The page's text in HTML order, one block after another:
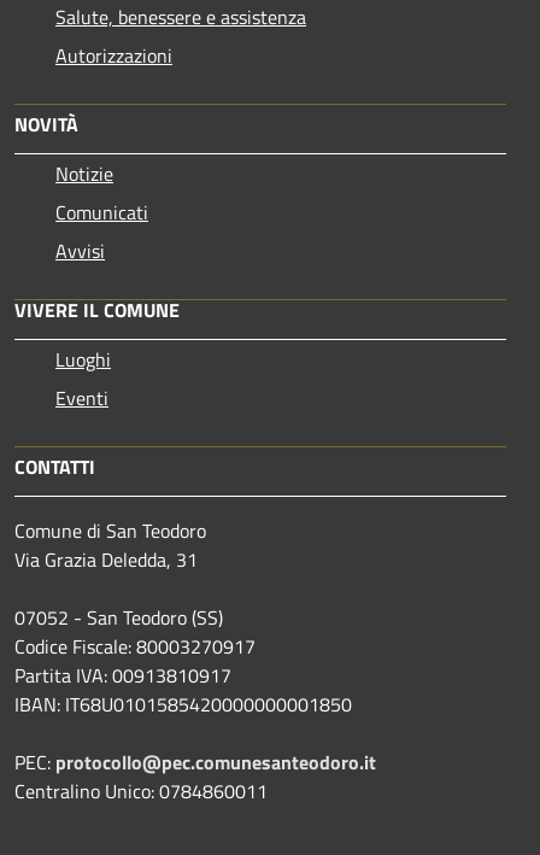
Salute, benessere e assistenza
Autorizzazioni
NOVITÀ
Notizie
Comunicati
Avvisi
VIVERE IL COMUNE
Luoghi
Eventi
CONTATTI
Comune di San Teodoro
Via Grazia Deledda, 31
07052 - San Teodoro (SS)
Codice Fiscale: 80003270917
Partita IVA: 00913810917
IBAN: IT68U0101585420000000001850
PEC: protocollo@pec.comunesanteodoro.it
Centralino Unico: 0784860011